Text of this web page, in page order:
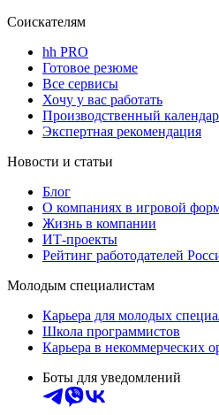
Соискателям
hh PRO
Готовое резюме
Все сервисы
Хочу у вас работать
Производственный
Экспертная рекомендация
Новости и статьи
Блог
О компаниях в игровой
Жизнь в компании
ИТ-проекты
Рейтинг работодателей
Молодым специалистам
Карьера для молодых
Школа программистов
Карьера в некоммерческих
Боты для уведомлений